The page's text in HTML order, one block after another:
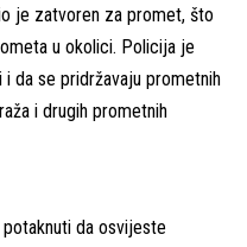
je zatvoren za promet, što
u okolici. Policija je
i da se pridržavaju prometnih
i drugih prometnih
da osvijeste